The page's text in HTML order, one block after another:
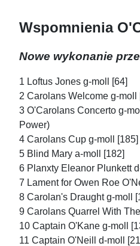
Wspomnienia
Nowe wykonanie
1 Loftus Jones g-moll [64]
2 Carolans Welcome g-moll
3 O'Carolans Concerto g-
Power)
4 Carolans Cup g-moll [185]
5 Blind Mary a-moll [182]
6 Planxty Eleanor Plunkett
7 Lament for Owen Roe
8 Carolan's Draught g-moll
9 Carolans Quarrel With
10 Captain O'Kane g-moll
11 Captain O'Neill d-moll